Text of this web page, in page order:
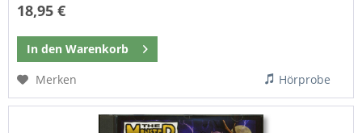
18,95 €
In den Warenkorb
Merken
Hörprobe